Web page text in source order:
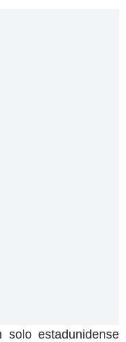
estadunidense